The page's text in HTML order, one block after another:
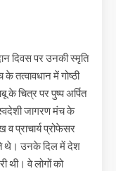
दिवस पर उनकी स्मृति
तत्वावधान में गोष्ठी
चित्र पर पुष्प अर्पित
जागरण मंच के
प्राचार्य प्रोफेसर
थे। उनके दिल में देश
थी। वे लोगों को